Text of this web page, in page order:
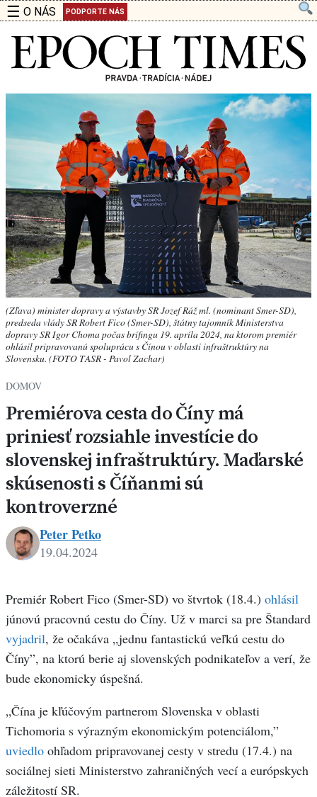
☰ O NÁS PODPORTE NÁS
(Zľava) minister dopravy a výstavby SR Jozef Ráž ml. (nominant Smer-SD),
predseda vlády SR Robert Fico (Smer-SD), štátny tajomník Ministerstva
dopravy SR Igor Choma počas brífingu 19. apríla 2024, na ktorom premiér
ohlásil pripravovanú spoluprácu s Čínou v oblasti infraštruktúry na
Slovensku. (FOTO TASR - Pavol Zachar)
DOMOV
Premiérova cesta do Číny má
priniesť rozsiahle investície do
slovenskej infraštruktúry. Maďarské
skúsenosti s Číňanmi sú
kontroverzné
Petko
Peter Petko
19.04.2024
Premiér Robert Fico (Smer-SD) vo štvrtok (18.4.) ohlásil
júnovú pracovnú cestu do Číny. Už v marci sa pre Štandard
vyjadril, že očakáva „jednu fantastickú veľkú cestu do
Číny”, na ktorú berie aj slovenských podnikateľov a verí, že
bude ekonomicky úspešná.
„Čína je kľúčovým partnerom Slovenska v oblasti
Tichomoria s výrazným ekonomickým potenciálom,”
uviedlo ohľadom pripravovanej cesty v stredu (17.4.) na
sociálnej sieti Ministerstvo zahraničných vecí a európskych
záležitostí SR.